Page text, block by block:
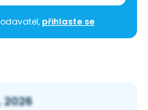
přihlaste se
2026